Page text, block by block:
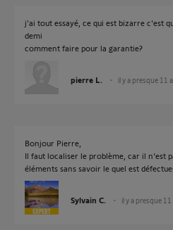
j'ai tout essayé, ce qui est bizarre c'est
demi
comment faire pour la garantie?
pierre L. il y a presque 11
Bonjour Pierre,
Il faut localiser le problème, car il n'est
éléments sans savoir le quel est
Sylvain C. il y a presque 11